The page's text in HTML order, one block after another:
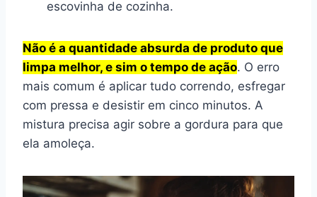
escovinha de cozinha.
Não é a quantidade absurda de produto que
limpa melhor, e sim o tempo de ação. O erro
mais comum é aplicar tudo correndo, esfregar
com pressa e desistir em cinco minutos. A
mistura precisa agir sobre a gordura para que
ela amoleça.